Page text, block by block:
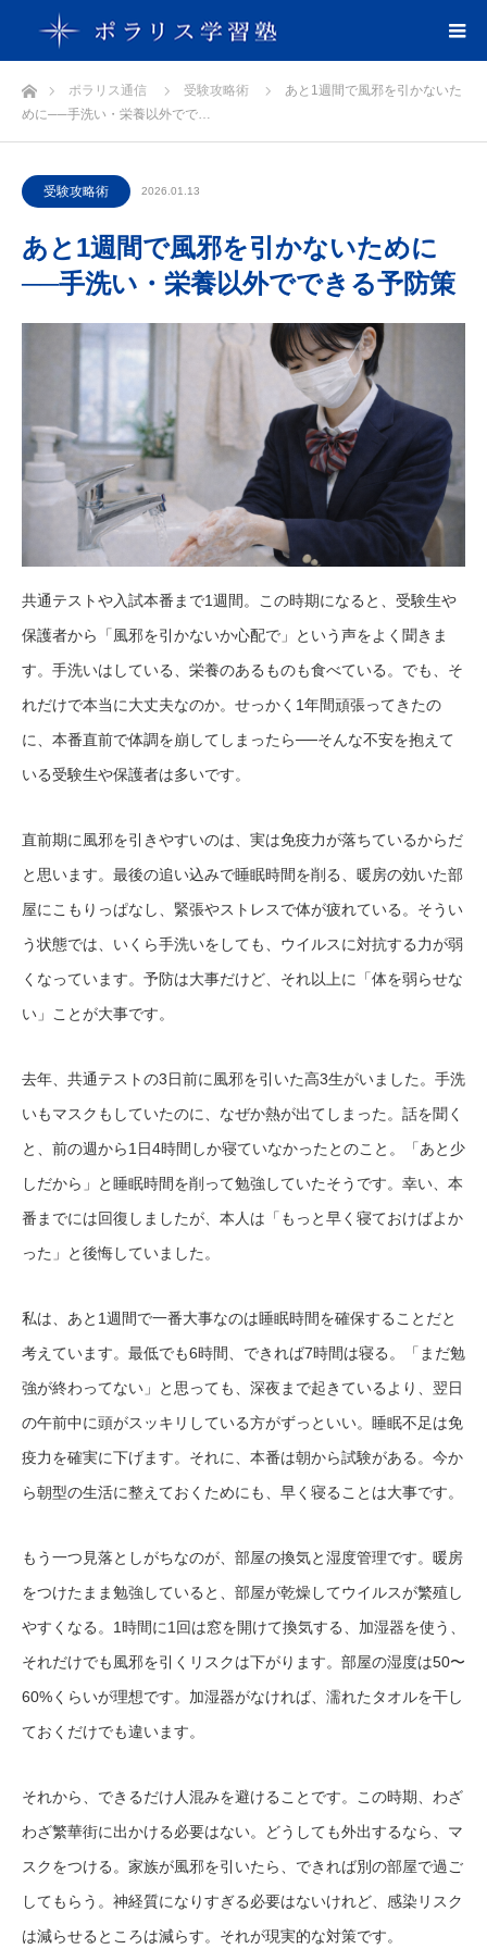
ホームポラリス通信 受験攻略術
あと1週間で風邪を引かないた
めに──手洗い・栄養以外でで…
受験攻略術 2026.01.13
あと1週間で風邪を引かないために
──手洗い・栄養以外でできる予防策
共通テストや入試本番まで1週間。この時期になると、受験生や
保護者から「風邪を引かないか心配で」という声をよく聞きま
す。手洗いはしている、栄養のあるものも食べている。でも、そ
れだけで本当に大丈夫なのか。せっかく1年間頑張ってきたの
に、本番直前で体調を崩してしまったら──そんな不安を抱えて
いる受験生や保護者は多いです。
直前期に風邪を引きやすいのは、実は免疫力が落ちているからだ
と思います。最後の追い込みで睡眠時間を削る、暖房の効いた部
屋にこもりっぱなし、緊張やストレスで体が疲れている。そうい
う状態では、いくら手洗いをしても、ウイルスに対抗する力が弱
くなっています。予防は大事だけど、それ以上に「体を弱らせな
い」ことが大事です。
去年、共通テストの3日前に風邪を引いた高3生がいました。手洗
いもマスクもしていたのに、なぜか熱が出てしまった。話を聞く
と、前の週から1日4時間しか寝ていなかったとのこと。「あと少
しだから」と睡眠時間を削って勉強していたそうです。幸い、本
番までには回復しましたが、本人は「もっと早く寝ておけばよか
った」と後悔していました。
私は、あと1週間で一番大事なのは睡眠時間を確保することだと
考えています。最低でも6時間、できれば7時間は寝る。「まだ勉
強が終わってない」と思っても、深夜まで起きているより、翌日
の午前中に頭がスッキリしている方がずっといい。睡眠不足は免
疫力を確実に下げます。それに、本番は朝から試験がある。今か
ら朝型の生活に整えておくためにも、早く寝ることは大事です。
もう一つ見落としがちなのが、部屋の換気と湿度管理です。暖房
をつけたまま勉強していると、部屋が乾燥してウイルスが繁殖し
やすくなる。1時間に1回は窓を開けて換気する、加湿器を使う、
それだけでも風邪を引くリスクは下がります。部屋の湿度は50〜
60%くらいが理想です。加湿器がなければ、濡れたタオルを干し
ておくだけでも違います。
それから、できるだけ人混みを避けることです。この時期、わざ
わざ繁華街に出かける必要はない。どうしても外出するなら、マ
スクをつける。家族が風邪を引いたら、できれば別の部屋で過ご
してもらう。神経質になりすぎる必要はないけれど、感染リスク
は減らせるところは減らす。それが現実的な対策です。